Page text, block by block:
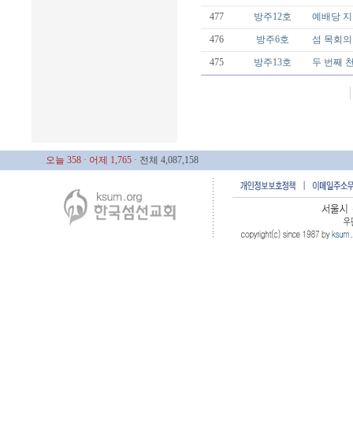
477 방주12호 예배당
476 방주6호 섬 목회
475 방주13호 두 번째
오늘 358 · 어제 1,765 · 전체 4,087,158